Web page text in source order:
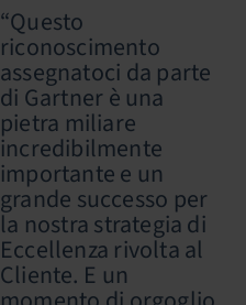
“Questo
riconoscimento
assegnatoci da parte
di Gartner è una
pietra miliare
incredibilmente
importante e un
grande successo per
la nostra strategia di
Eccellenza rivolta al
Cliente. E un